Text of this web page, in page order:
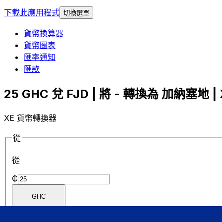
下載此應用程式 切換選單
貨幣換算器
貨幣圖表
匯率通知
匯款
25 GHC 兌 FJD | 將 - 轉換為 加納塞地 |
XE 貨幣轉換器
從
從
₵
GHC